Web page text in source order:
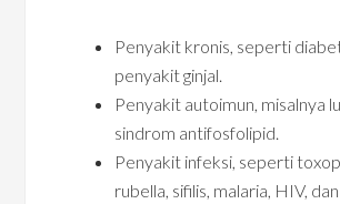
Penyakit kronis, seperti
penyakit ginjal.
Penyakit autoimun, misalnya
sindrom antifosfolipid.
Penyakit infeksi, seperti
rubella, sifilis, malaria, HIV,